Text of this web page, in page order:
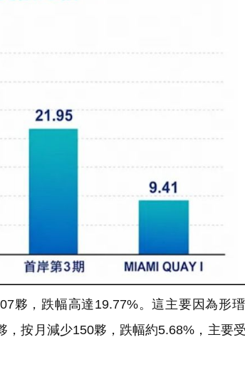
夥，跌幅高達19.77%。這主要因為形
按月減少150夥，跌幅約5.68%，主要